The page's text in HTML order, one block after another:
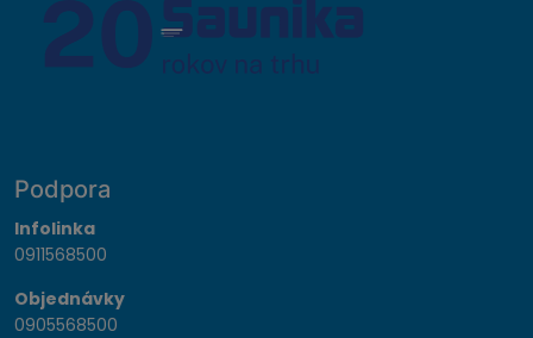
Podpora
Infolinka
0911568500
Objednávky
0905568500